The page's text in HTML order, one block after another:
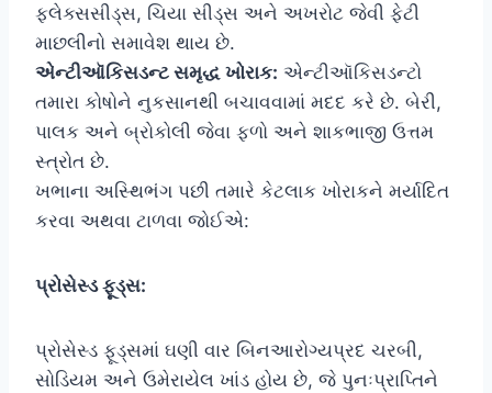
ફ્લેક્સસીડ્સ, ચિયા સીડ્સ અને અખરોટ જેવી ફેટી
માછલીનો સમાવેશ થાય છે.
એન્ટીઑકિસડન્ટ સમૃદ્ધ ખોરાક: એન્ટીઑકિસડન્ટો
તમારા કોષોને નુકસાનથી બચાવવામાં મદદ કરે છે. બેરી,
પાલક અને બ્રોકોલી જેવા ફળો અને શાકભાજી ઉત્તમ
સ્ત્રોત છે.
ખભાના અસ્થિભંગ પછી તમારે કેટલાક ખોરાકને મર્યાદિત
કરવા અથવા ટાળવા જોઈએ:
પ્રોસેસ્ડ ફૂડ્સ:
પ્રોસેસ્ડ ફૂડ્સમાં ઘણી વાર બિનઆરોગ્યપ્રદ ચરબી,
સોડિયમ અને ઉમેરાયેલ ખાંડ હોય છે, જે પુનઃપ્રાપ્તિને